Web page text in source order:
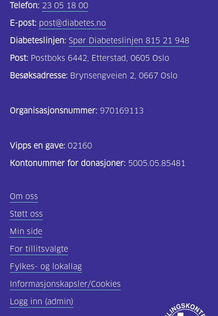
Telefon: 23 05 18 00
E-post: post@diabetes.no
Diabeteslinjen: Spør Diabeteslinjen 815 21 948
Post: Postboks 6442, Etterstad, 0605 Oslo
Besøksadresse: Brynsengveien 2, 0667 Oslo
Organisasjonsnummer: 970169113
Vipps en gave: 02160
Kontonummer for donasjoner: 5005.05.85481
Om oss
Støtt oss
Min side
For tillitsvalgte
Fylkes- og lokallag
Informasjonskapsler/Cookies
Logg inn (admin)
Godkjent